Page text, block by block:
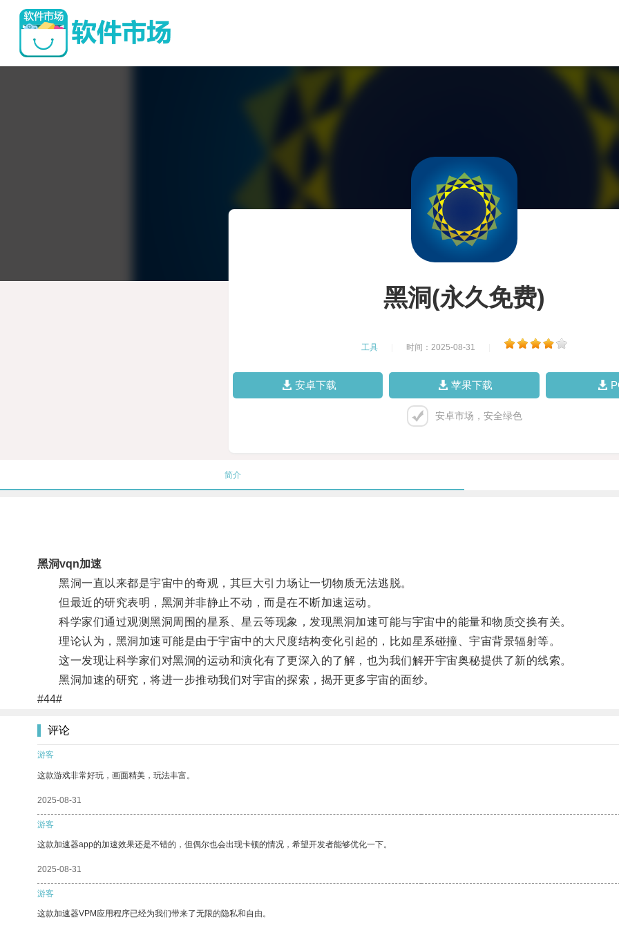
黑洞(永久免费)
工具 时间：2025-08-31
安卓下载 苹果下载
安卓市场，安全绿色
简介
黑洞vqn加速
黑洞一直以来都是宇宙中的奇观，其巨大引力场让一切物质无法逃脱。
但最近的研究表明，黑洞并非静止不动，而是在不断加速运动。
科学家们通过观测黑洞周围的星系、星云等现象，发现黑洞加速可能与宇宙中的能量和物质交换有关。
理论认为，黑洞加速可能是由于宇宙中的大尺度结构变化引起的，比如星系碰撞、宇宙背景辐射等。
这一发现让科学家们对黑洞的运动和演化有了更深入的了解，也为我们解开宇宙奥秘提供了新的线索。
黑洞加速的研究，将进一步推动我们对宇宙的探索，揭开更多宇宙的面纱。
#44#
评论
游客
这款游戏非常好玩，画面精美，玩法丰富。
2025-08-31
游客
这款加速器app的加速效果还是不错的，但偶尔也会出现卡顿的情况，希望开发者能够优化一下。
2025-08-31
游客
这款加速器VPM应用程序已经为我们带来了无限的隐私和自由。